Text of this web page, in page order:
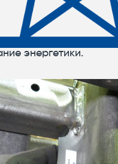
энергетики.